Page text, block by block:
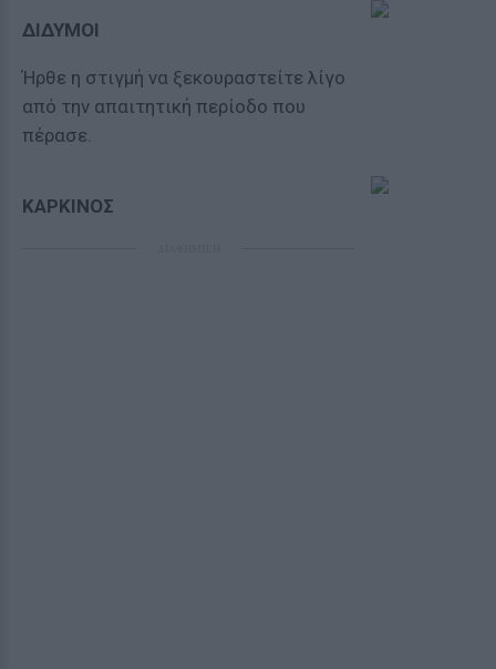
ΔΙΔΥΜΟΙ
Ήρθε η στιγμή να ξεκουραστείτε λίγο
από την απαιτητική περίοδο που
πέρασε.
ΚΑΡΚΙΝΟΣ